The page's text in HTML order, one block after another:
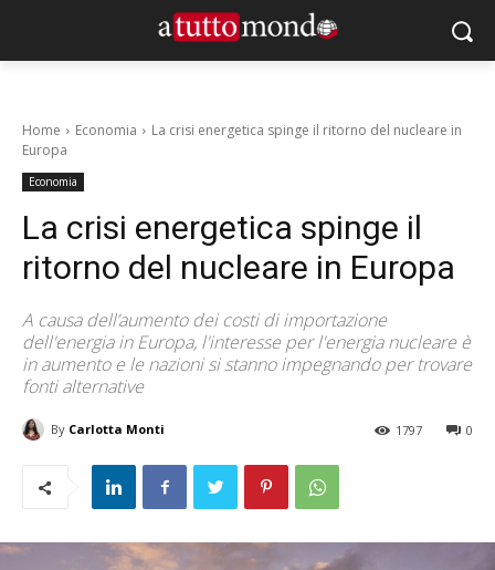
Home Economia
La crisi energetica spinge il ritorno del nucleare in
Europa
Economia
La crisi energetica spinge il
ritorno del nucleare in Europa
A causa dell’aumento dei costi di importazione
dell'energia in Europa, l'interesse per l'energia nucleare è
in aumento e le nazioni si stanno impegnando per trovare
fonti alternative
By Carlotta Monti 0
1797